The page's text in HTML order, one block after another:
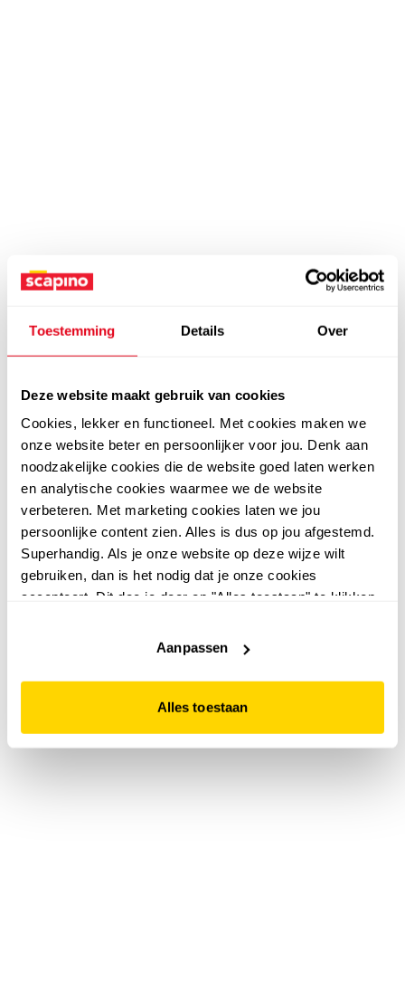
Toestemming Details Over
Deze website maakt gebruik van cookies
Cookies, lekker en functioneel. Met cookies maken we
onze website beter en persoonlijker voor jou. Denk aan
noodzakelijke cookies die de website goed laten werken
en analytische cookies waarmee we de website
verbeteren. Met marketing cookies laten we jou
persoonlijke content zien. Alles is dus op jou afgestemd.
Superhandig. Als je onze website op deze wijze wilt
gebruiken, dan is het nodig dat je onze cookies
accepteert. Dit doe je door op "Alles toestaan" te klikken.
website niet optimaal functioneert.
Aanpassen
Alles toestaan